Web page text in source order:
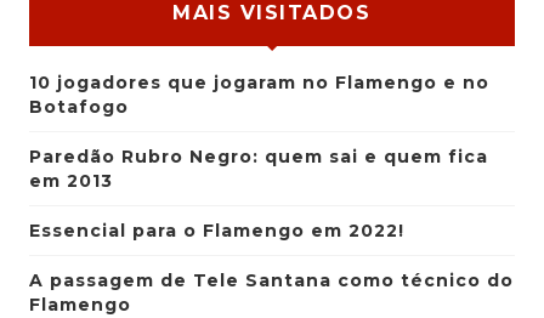
MAIS VISITADOS
10 jogadores que jogaram no Flamengo e no
Botafogo
Paredão Rubro Negro: quem sai e quem fica
em 2013
Essencial para o Flamengo em 2022!
A passagem de Tele Santana como técnico do
Flamengo